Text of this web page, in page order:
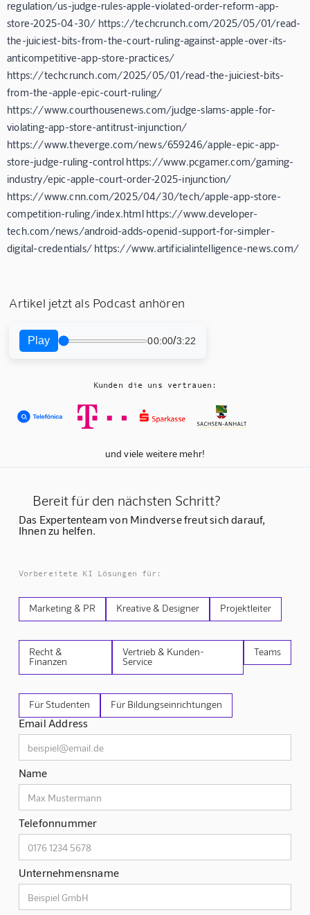
regulation/us-judge-rules-apple-violated-order-reform-app-
store-2025-04-30/ https://techcrunch.com/2025/05/01/read-
the-juiciest-bits-from-the-court-ruling-against-apple-over-its-
anticompetitive-app-store-practices/
https://techcrunch.com/2025/05/01/read-the-juiciest-bits-
from-the-apple-epic-court-ruling/
https://www.courthousenews.com/judge-slams-apple-for-
violating-app-store-antitrust-injunction/
https://www.theverge.com/news/659246/apple-epic-app-
store-judge-ruling-control https://www.pcgamer.com/gaming-
industry/epic-apple-court-order-2025-injunction/
https://www.cnn.com/2025/04/30/tech/apple-app-store-
competition-ruling/index.html https://www.developer-
tech.com/news/android-adds-openid-support-for-simpler-
digital-credentials/ https://www.artificialintelligence-news.com/
Artikel jetzt als Podcast anhören
Play 00:00/3:22
Kunden die uns vertrauen:
und viele weitere mehr!
Bereit für den nächsten Schritt?
Das Expertenteam von Mindverse freut sich darauf,
Ihnen zu helfen.
Vorbereitete KI Lösungen für:
Marketing & PR Kreative & Designer Projektleiter
Recht &
Finanzen
Vertrieb & Kunden-
Service
Teams
Für Studenten Für Bildungseinrichtungen
Email Address
Name
Telefonnummer
Unternehmensname